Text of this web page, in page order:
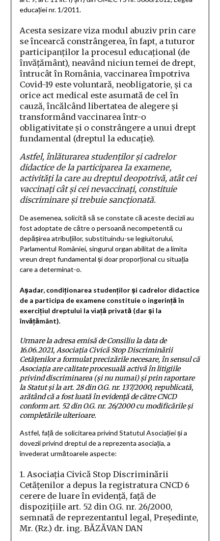
educaţiei nr. 1/2011.
Acesta sesizare viza modul abuziv prin care
se încearcă constrângerea, în fapt, a tuturor
participanţilor la procesul educaţional (de
învăţământ), neavând niciun temei de drept,
întrucât în România, vaccinarea împotriva
Covid-19 este voluntară, neobligatorie, şi ca
orice act medical este asumată de cel în
cauză, încălcând libertatea de alegere şi
transformând vaccinarea într-o
obligativitate şi o constrângere a unui drept
fundamental (dreptul la educaţie).
Astfel, înlăturarea studenţilor şi cadrelor
didactice de la participarea Ia examene,
activităţi la care au dreptul deopotrivă, atât cei
vaccinaţi cât şi cei nevaccinaţi, constituie
discriminare şi trebuie sancţionată.
De asemenea, solicită să se constate că aceste decizii au
fost adoptate de către o persoană necompetentă cu
depăşirea atribuţiilor, substituindu-se legiuitorului,
Parlamentul României, singurul organ abilitat de a limita
vreun drept fundamental şi doar proporţional cu situaţia
care a determinat-o.
Aşadar, condiţionarea studenţilor şi cadrelor didactice
de a participa de examene constituie o ingerinţă în
exerciţiul dreptului la viaţă privată (dar şi la
învăţământ).
Urmare la adresa emisă de Consiliu la data de
16.06.2021, Asociaţia Civică Stop Discriminării
Cetăţenilor a formulat precizările necesare, în sensul că
Asociaţia are calitate procesuală activă în litigiile
privind discriminarea (şi nu numai) şi prin raportare
la Statut şi la art. 28 din O.G. nr. 137/2000, republicată,
arătând că a fost luată în evidenţă de către CNCD
conform art. 52 din O.G. nr. 26/2000 cu modificările şi
completările ulterioare.
Astfel, faţă de solicitarea privind Statutul Asociaţiei şi a
dovezii privind dreptul de a reprezenta asociaţia, a
învederat următoarele aspecte:
1. Asociaţia Civică Stop Discriminării
Cetăţenilor a depus la registratura CNCD 6
cerere de luare în evidenţă, faţă de
dispoziţiile art. 52 din O.G. nr. 26/2000,
semnată de reprezentantul legal, Preşedinte,
Mr. (Rz.) dr. ing. BĂZĂVAN DAN